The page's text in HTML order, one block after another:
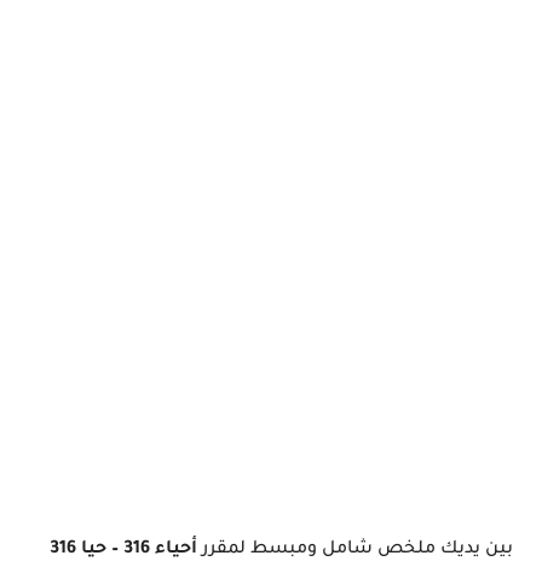
بين يديك ملخص شامل ومبسط لمقررأحياء 316 – حيا 316